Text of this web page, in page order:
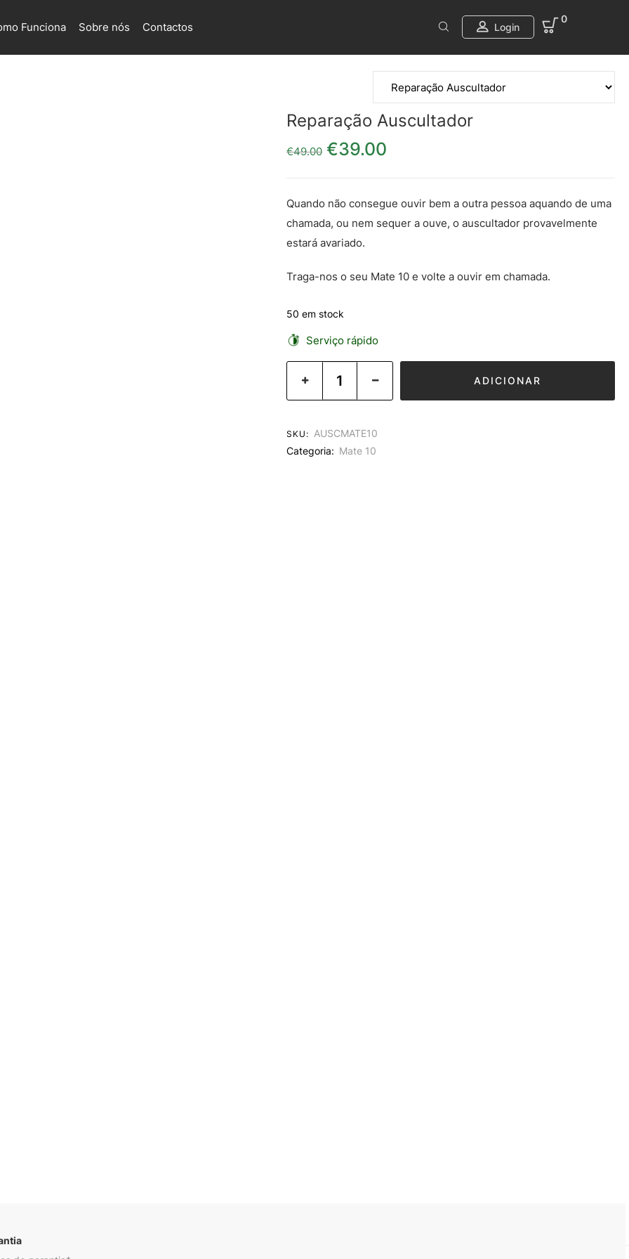
Funciona Sobre nós Contactos Login
0
Reparação Auscultador
€49.00 O preço original era: €49.00.
€39.00
Quando não consegue ouvir bem a outra pessoa aquando de uma
chamada, ou nem sequer a ouve, o auscultador provavelmente
estará avariado.
Traga-nos o seu Mate 10 e volte a ouvir em chamada.
50 em stock
Serviço rápido
ADICIONAR
SKU: AUSCMATE10
Categoria: Mate 10